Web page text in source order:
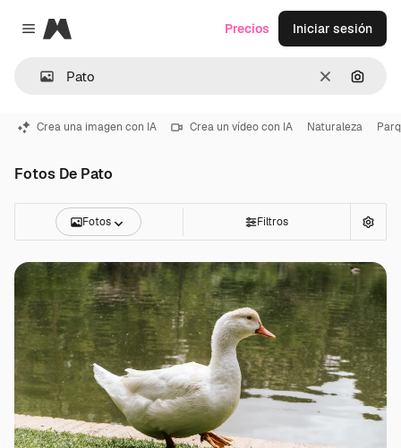
Close menu
Magnific
Borrar
Precios Iniciar sesión
Crea una imagen con IA Crea un vídeo con IA Naturaleza
Fotos De Pato
Fotos Filtros